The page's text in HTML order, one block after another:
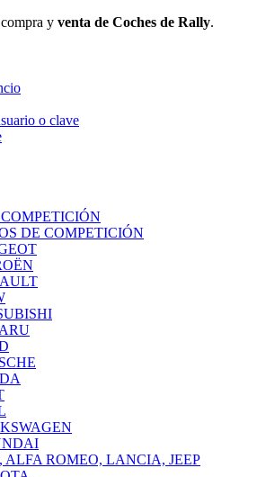
y venta de Coches de Rally.
o clave
DE COMPETICIÓN
ALFA ROMEO, LANCIA, JEEP